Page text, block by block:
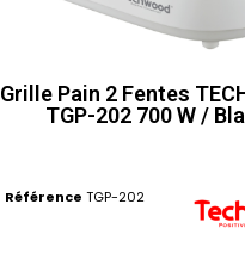
Grille Pain 2 Fentes
TGP-202 700 W /
Référence TGP-202